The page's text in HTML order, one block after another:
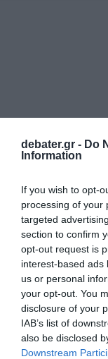
debater.gr - Do
Information
If you wish to opt-
processing of your
targeted
section to confirm
opt-out request is
interest-based ads
us or personal
your opt-out. You
disclosure of your
IAB’s list of
also be disclosed
Downstream
MEDIA